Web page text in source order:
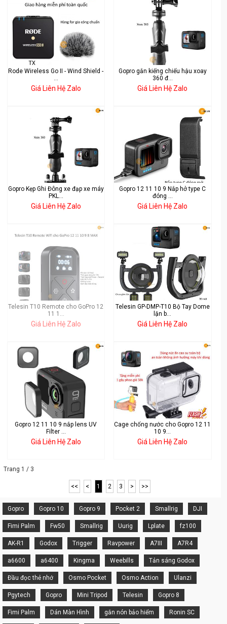
Rode Wireless Go II - Wind Shield -
Giá Liên Hệ Zalo
Gopro gắn kiếng chiếu hậu xoay
360 đ...
Giá Liên Hệ Zalo
Gopro Kẹp Ghi Đông xe đạp xe máy
PKL...
Giá Liên Hệ Zalo
Gopro 12 11 10 9 Nắp hở type C
đóng ...
Giá Liên Hệ Zalo
Telesin T10 Remote cho GoPro 12
11 1...
Giá Liên Hệ Zalo
Telesin GP-DMP-T10 Bộ Tay Dome
lặn b...
Giá Liên Hệ Zalo
Gopro 12 11 10 9 nắp lens UV
Filter ...
Giá Liên Hệ Zalo
Cage chống nước cho Gopro 12 11
10 9...
Giá Liên Hệ Zalo
Trang 1 / 3
<< < 1 2 3 > >>
Gopro Gopro 10 Gopro 9 Pocket 2 Smallrig DJI
Fimi Palm Fw50 Smallrig Uurig Lplate fz100
AK-R1 Godox Trigger Ravpower A7III A7R4
a6600 a6400 Kingma Weebills Tản sáng Godox
Đầu đọc thẻ nhớ Osmo Pocket Osmo Action Ulanzi
Pgytech Gopro Mini Tripod Telesin Gopro 8
Fimi Palm Dán Màn Hình gắn nón bảo hiểm Ronin SC